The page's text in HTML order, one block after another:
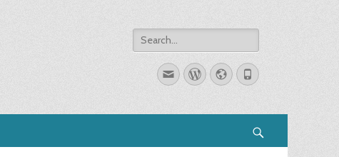
Search
for:
EmailWordPress
WebsitePhone